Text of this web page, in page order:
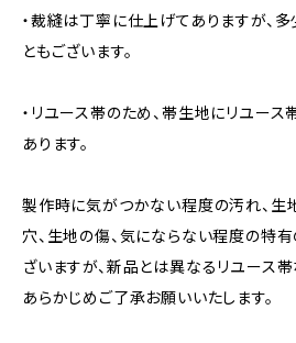
・裁縫は丁寧に仕上げてありますが、
ともございます。
・リユース帯のため、帯生地にリユー
あります。
製作時に気がつかない程度の汚れ、生
穴、生地の傷、気にならない程度の特
ざいますが、新品とは異なるリユース帯
あらかじめご了承お願いいたします。